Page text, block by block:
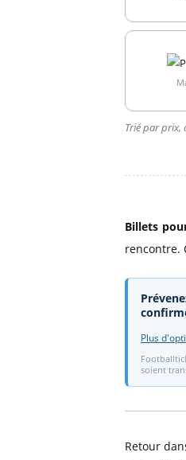
Trié par prix,
Billets
rencontre.
Plus
soient
Retour